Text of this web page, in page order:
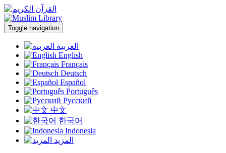
Toggle navigation
العربية
English
Français
Deutsch
Español
Português
Русский
中文
한국어
Indonesia
المزيد